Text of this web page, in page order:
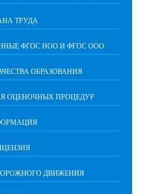
ТРУДА
ФГОС НОО И ФГОС ООО
ОБРАЗОВАНИЯ
ОЦЕНОЧНЫХ ПРОЦЕДУР
ДВИЖЕНИЯ